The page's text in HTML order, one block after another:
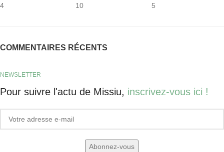
4 10 5
COMMENTAIRES RÉCENTS
NEWSLETTER
Pour suivre l'actu de Missiu, inscrivez-vous ici !